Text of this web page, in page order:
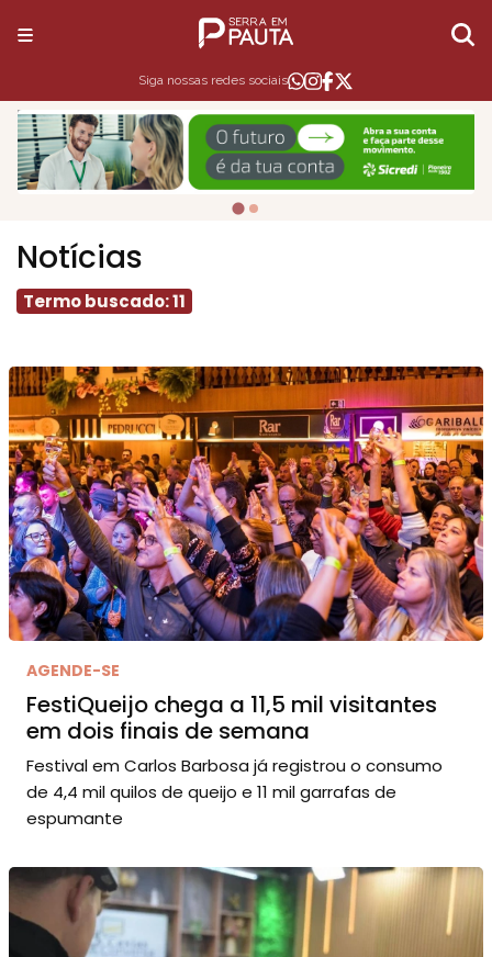
Siga nossas redes sociais
Notícias
Termo buscado: 11
AGENDE-SE
FestiQueijo chega a 11,5 mil visitantes
em dois finais de semana
Festival em Carlos Barbosa já registrou o consumo
de 4,4 mil quilos de queijo e 11 mil garrafas de
espumante